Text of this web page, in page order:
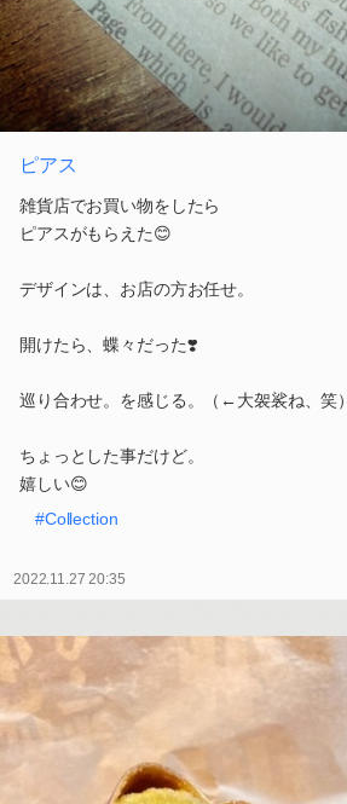
ピアス
雑貨店でお買い物をしたら
ピアスがもらえた😊
デザインは、お店の方お任せ。
開けたら、蝶々だった❣️
巡り合わせ。を感じる。（←大袈裟ね、笑）
ちょっとした事だけど。
嬉しい😊
#Collection
2022.11.27 20:35